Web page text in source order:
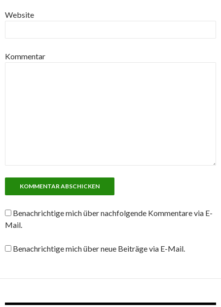
Website
Kommentar
Benachrichtige mich über nachfolgende Kommentare via E-
Mail.
Benachrichtige mich über neue Beiträge via E-Mail.